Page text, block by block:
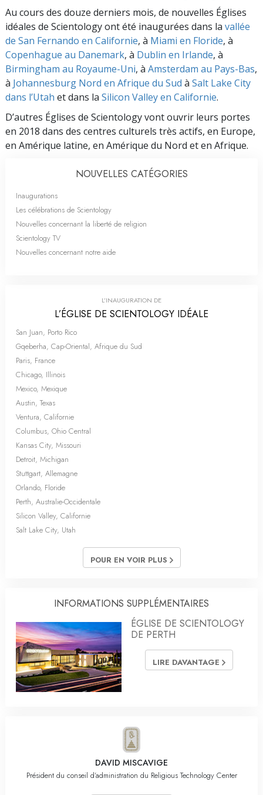
Au cours des douze derniers mois, de nouvelles Églises
idéales de Scientology ont été inaugurées dans la vallée
de San Fernando en Californie, à Miami en Floride, à
Copenhague au Danemark, à Dublin en Irlande, à
Birmingham au Royaume-Uni, à Amsterdam au Pays-Bas,
à Johannesburg Nord en Afrique du Sud à Salt Lake City
dans l’Utah et dans la Silicon Valley en Californie.
D’autres Églises de Scientology vont ouvrir leurs portes
en 2018 dans des centres culturels très actifs, en Europe,
en Amérique latine, en Amérique du Nord et en Afrique.
NOUVELLES CATÉGORIES
Inaugurations
Les célébrations de Scientology
Nouvelles concernant la liberté de religion
Scientology TV
Nouvelles concernant notre aide
L’INAUGURATION DE
L’ÉGLISE DE SCIENTOLOGY IDÉALE
San Juan, Porto Rico
Gqeberha, Cap-Oriental, Afrique du Sud
Paris, France
Chicago, Illinois
Mexico, Mexique
Austin, Texas
Ventura, Californie
Columbus, Ohio Central
Kansas City, Missouri
Detroit, Michigan
Stuttgart, Allemagne
Orlando, Floride
Perth, Australie-Occidentale
Silicon Valley, Californie
Salt Lake City, Utah
POUR EN VOIR PLUS
INFORMATIONS SUPPLÉMENTAIRES
ÉGLISE DE SCIENTOLOGY
DE PERTH
LIRE DAVANTAGE
DAVID MISCAVIGE
Président du conseil d’administration du Religious Technology Center